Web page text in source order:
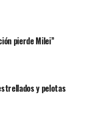
pierde Milei”
y pelotas